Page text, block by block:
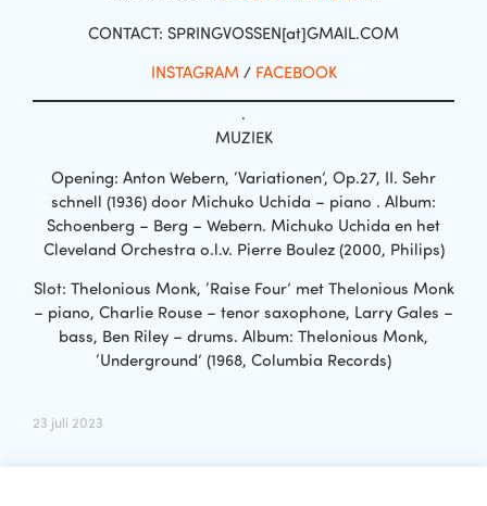
CONTACT: SPRINGVOSSEN[at]GMAIL.COM
INSTAGRAM / FACEBOOK
.
MUZIEK
Opening: Anton Webern, ‘Variationen’, Op.27, II. Sehr
schnell (1936) door Michuko Uchida – piano . Album:
Schoenberg – Berg – Webern. Michuko Uchida en het
Cleveland Orchestra o.l.v. Pierre Boulez (2000, Philips)
Slot: Thelonious Monk, ‘Raise Four’ met Thelonious Monk
– piano, Charlie Rouse – tenor saxophone, Larry Gales –
bass, Ben Riley – drums. Album: Thelonious Monk,
‘Underground’ (1968, Columbia Records)
23 juli 2023